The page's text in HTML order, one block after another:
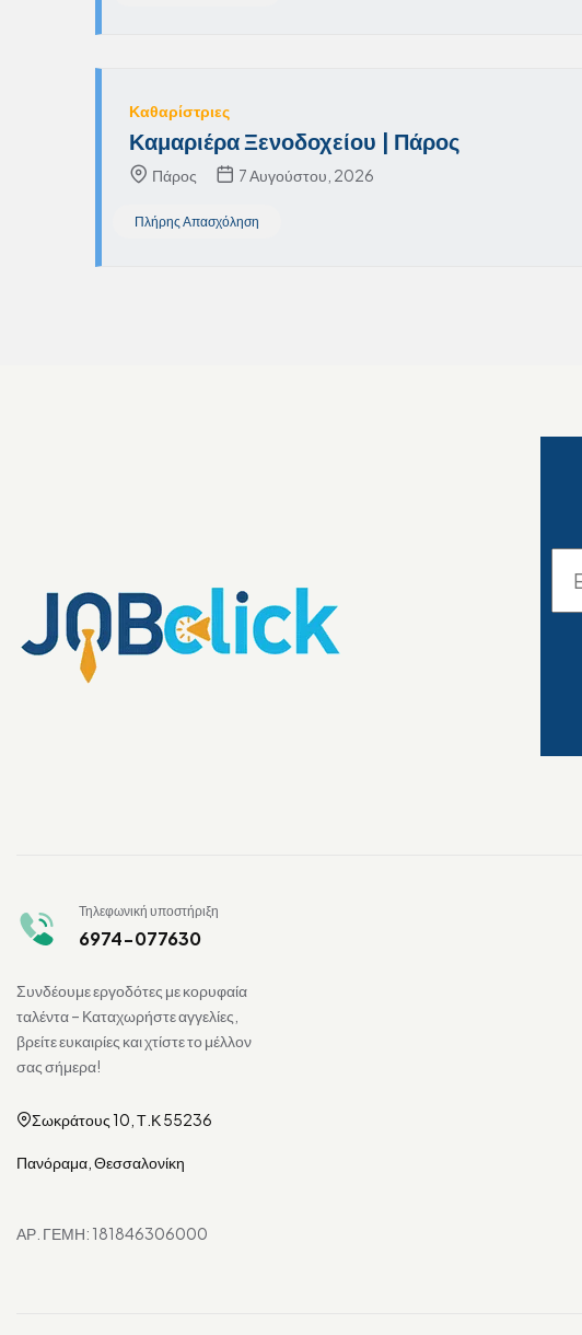
Καθαρίστριες
Καμαριέρα Ξενοδοχείου | Πάρος
Πάρος 7 Αυγούστου, 2026
Πλήρης Απασχόληση
Τηλεφωνική υποστήριξη
6974-077630
Συνδέουμε εργοδότες με κορυφαία
ταλέντα – Καταχωρήστε αγγελίες,
βρείτε ευκαιρίες και χτίστε το μέλλον
σας σήμερα!
Σωκράτους 10, Τ.Κ 55236
Πανόραμα, Θεσσαλονίκη
ΑΡ. ΓΕΜΗ: 181846306000